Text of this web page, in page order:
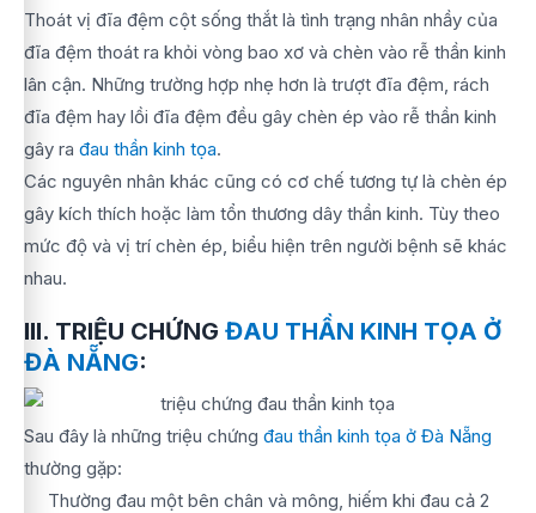
Thoát vị đĩa đệm cột sống thắt là tình trạng nhân nhầy của
đĩa đệm thoát ra khỏi vòng bao xơ và chèn vào rễ thần kinh
lân cận. Những trường hợp nhẹ hơn là trượt đĩa đệm, rách
đĩa đệm hay lồi đĩa đệm đều gây chèn ép vào rễ thần kinh
gây ra đau thần kinh tọa.
Các nguyên nhân khác cũng có cơ chế tương tự là chèn ép
gây kích thích hoặc làm tổn thương dây thần kinh. Tùy theo
mức độ và vị trí chèn ép, biểu hiện trên người bệnh sẽ khác
nhau.
III. TRIỆU CHỨNG ĐAU THẦN KINH TỌA Ở
ĐÀ NẴNG:
Sau đây là những triệu chứng đau thần kinh tọa ở Đà Nẵng
thường gặp:
Thường đau một bên chân và mông, hiếm khi đau cả 2